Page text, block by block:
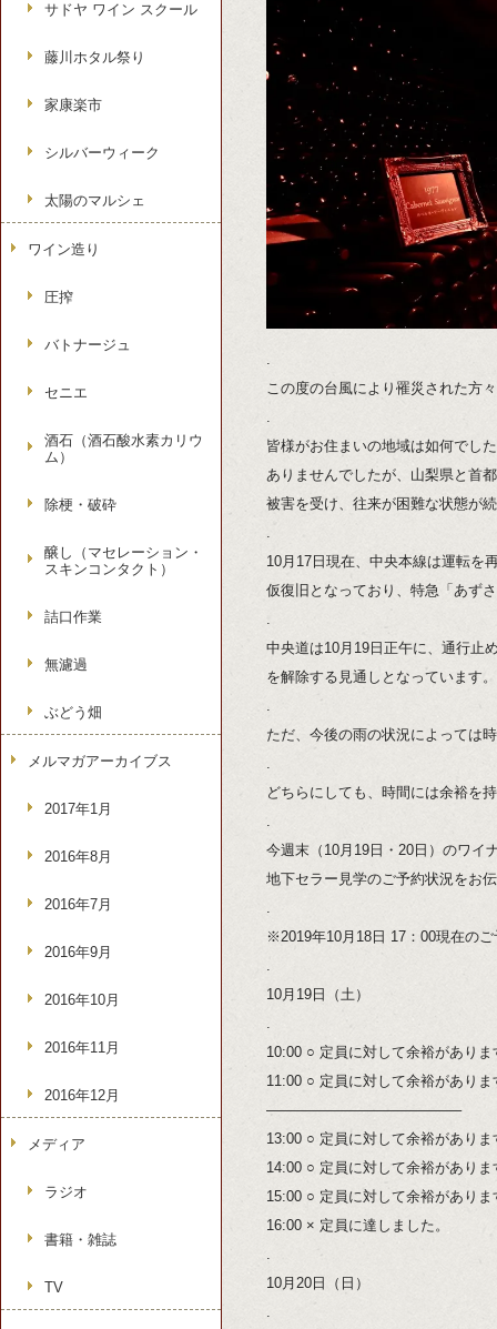
.
この度の台風により罹災された方
.
皆様がお住まいの地域は如何でし
ありませんでしたが、山梨県と首
被害を受け、往来が困難な状態が
.
10月17日現在、中央本線は運転を
仮復旧となっており、特急「あず
.
中央道は10月19日正午に、通行止
を解除する見通しとなっています。
.
ただ、今後の雨の状況によっては
.
どちらにしても、時間には余裕を
.
今週末（10月19日・20日）のワイ
地下セラー見学のご予約状況をお
.
※2019年10月18日 17：00現在の
.
10月19日（土）
.
10:00 ○ 定員に対して余裕がありま
11:00 ○ 定員に対して余裕がありま
—————————————–
13:00 ○ 定員に対して余裕がありま
14:00 ○ 定員に対して余裕がありま
15:00 ○ 定員に対して余裕がありま
16:00 × 定員に達しました。
.
10月20日（日）
.
サドヤ ワイン スクール
藤川ホタル祭り
家康楽市
シルバーウィーク
太陽のマルシェ
ワイン造り
圧搾
バトナージュ
セニエ
酒石（酒石酸水素カリウ
ム）
除梗・破砕
醸し（マセレーション・
スキンコンタクト）
詰口作業
無濾過
ぶどう畑
メルマガアーカイブス
2017年1月
2016年8月
2016年7月
2016年9月
2016年10月
2016年11月
2016年12月
メディア
ラジオ
書籍・雑誌
TV